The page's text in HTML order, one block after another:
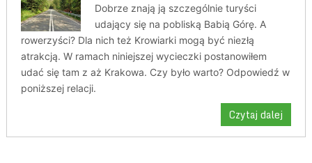
Dobrze znają ją szczególnie turyści
udający się na pobliską Babią Górę. A
rowerzyści? Dla nich też Krowiarki mogą być niezłą
atrakcją. W ramach niniejszej wycieczki postanowiłem
udać się tam z aż Krakowa. Czy było warto? Odpowiedź w
poniższej relacji.
Czytaj dalej